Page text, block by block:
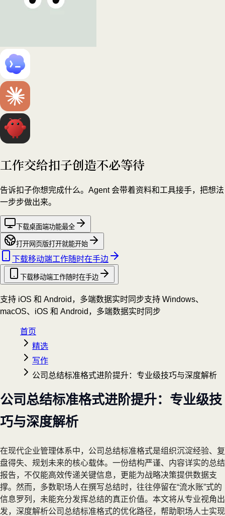
工作交给扣子创造不必等待
告诉扣子你想完成什么。Agent 会带着资料和工具接手，把想法
一步步做出来。
下载桌面端功能最全
打开网页版打开就能开始
下载移动端工作随时在手边
下载移动端工作随时在手边
支持 iOS 和 Android，多端数据实时同步支持 Windows、
macOS、iOS 和 Android，多端数据实时同步
首页
精选
写作
公司总结标准格式进阶提升：专业级技巧与深度解析
公司总结标准格式进阶提升：专业级技
巧与深度解析
在现代企业管理体系中，公司总结标准格式是组织沉淀经验、复
盘得失、规划未来的核心载体。一份结构严谨、内容详实的总结
报告，不仅能高效传递关键信息，更能为战略决策提供数据支
撑。然而，多数职场人在撰写总结时，往往停留在“流水账”式的
信息罗列，未能充分发挥总结的真正价值。本文将从专业视角出
发，深度解析公司总结标准格式的优化路径，帮助职场人士实现